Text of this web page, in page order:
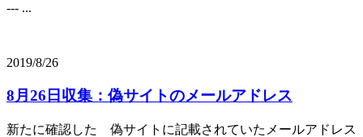
--- ...
2019/8/26
8月26日収集：偽サイトのメールアドレス
新たに確認した 偽サイトに記載されていたメールアドレス